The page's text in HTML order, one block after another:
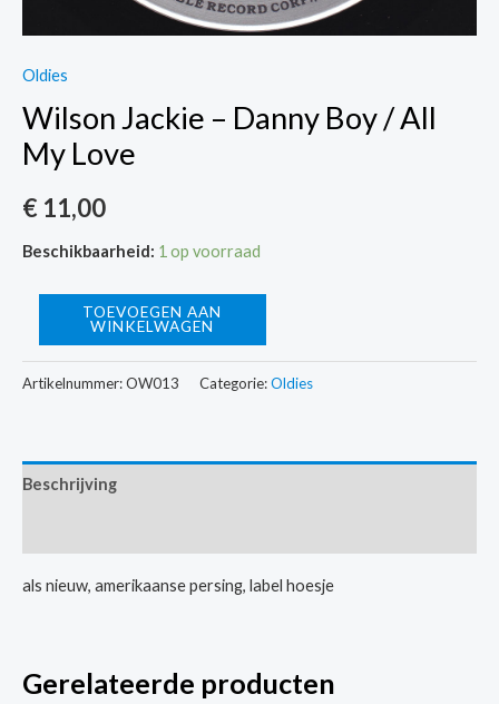
Oldies
Wilson Jackie – Danny Boy / All
My Love
€ 11,00
Beschikbaarheid: 1 op voorraad
-
/
All
aantal
TOEVOEGEN AAN
WINKELWAGEN
Artikelnummer:OW013 Categorie:Oldies
Beschrijving
als nieuw, amerikaanse persing, label hoesje
Gerelateerde producten